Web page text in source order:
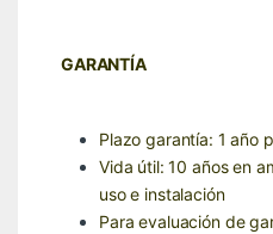
GARANTÍA
Plazo garantía: 1 año
Vida útil: 10 años en
uso e instalación
Para evaluación de